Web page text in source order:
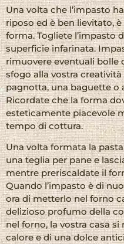
Una volta che l’impasto
riposo ed è ben lievitato,
forma. Togliete l’impasto
superficie infarinata.
rimuovere eventuali bolle
sfogo alla vostra
pagnotta, una baguette o
Ricordate che la forma
esteticamente piacevole
tempo di cottura.
Una volta formata la
una teglia per pane e
mentre preriscaldate il
Quando l’impasto è di
ora di metterlo nel forno
delizioso profumo della
nel forno, la vostra casa
calore e di una dolce